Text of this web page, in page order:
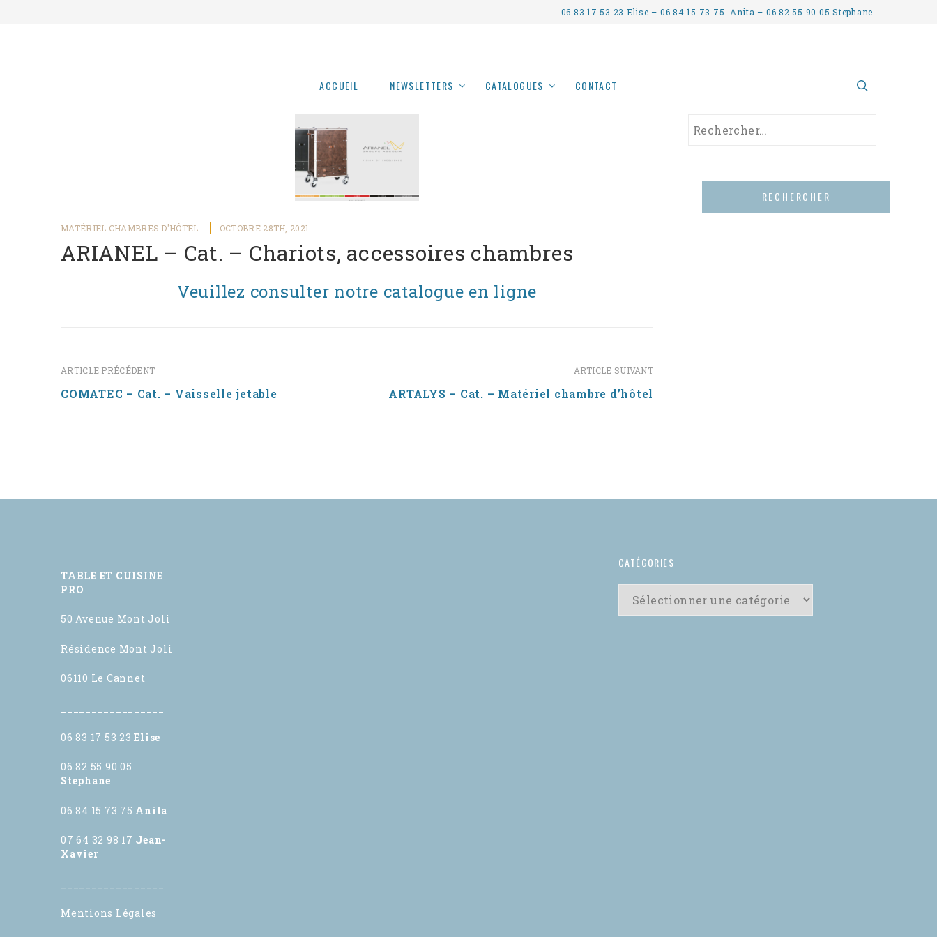
06 83 17 53 23 Elise – 06 84 15 73 75 Anita – 06 82 55 90 05 Stephane
ACCUEIL NEWSLETTERS CATALOGUES CONTACT
MATÉRIEL CHAMBRES D'HÔTEL OCTOBRE 28TH, 2021
ARIANEL – Cat. – Chariots, accessoires chambres
Veuillez consulter notre catalogue en ligne
ARTICLE PRÉCÉDENT
COMATEC – Cat. – Vaisselle jetable
ARTICLE SUIVANT
ARTALYS – Cat. – Matériel chambre d’hôtel
TABLE ET CUISINE
PRO
50 Avenue Mont Joli
Résidence Mont Joli
06110 Le Cannet
06 83 17 53 23Elise
06 82 55 90 05
Stephane
06 84 15 73 75 Anita
07 64 32 98 17 Jean-
Xavier
Mentions Légales
CATÉGORIES